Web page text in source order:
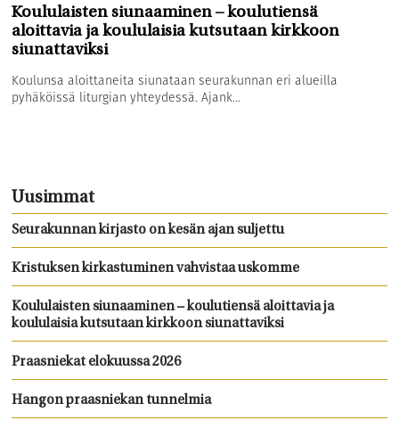
Koululaisten siunaaminen – koulutiensä
aloittavia ja koululaisia kutsutaan kirkkoon
siunattaviksi
Koulunsa aloittaneita siunataan seurakunnan eri alueilla
pyhäköissä liturgian yhteydessä. Ajank...
Uusimmat
Seurakunnan kirjasto on kesän ajan suljettu
Kristuksen kirkastuminen vahvistaa uskomme
Koululaisten siunaaminen – koulutiensä aloittavia ja
koululaisia kutsutaan kirkkoon siunattaviksi
Praasniekat elokuussa 2026
Hangon praasniekan tunnelmia